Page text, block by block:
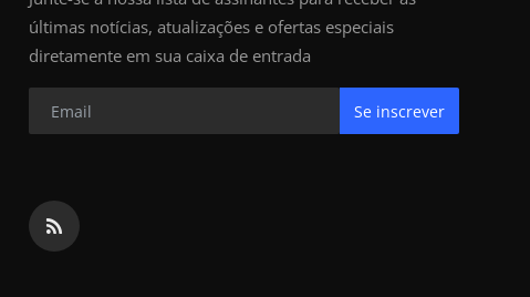
últimas notícias, atualizações e ofertas especiais
diretamente em sua caixa de entrada
Se inscrever